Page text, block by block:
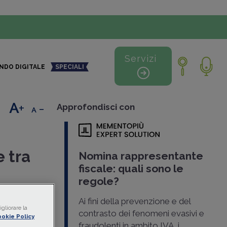
DIGITALE SPECIALI
Servizi
tra
+ - Approfondisci con
Nomina rappresentante
fiscale: quali sono le
regole?
Ai fini della prevenzione e del
contrasto dei fenomeni evasivi e
la
Policy